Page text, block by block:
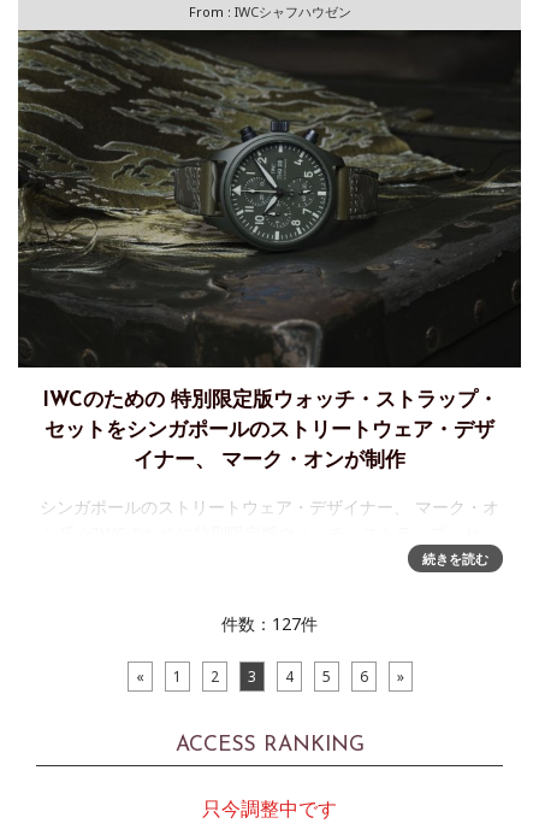
From : IWCシャフハウゼン
IWCのための 特別限定版ウォッチ・ストラップ・
セットをシンガポールのストリートウェア・デザ
イナー、 マーク・オンが制作
シンガポールのストリートウェア・デザイナー、 マーク・オ
トを制作シンガポールのストリートウェア・デザイナー、マ
ンのため
続きを読む
件数：127件
« 1 2 3 4 5 6 »
ACCESS RANKING
只今調整中です